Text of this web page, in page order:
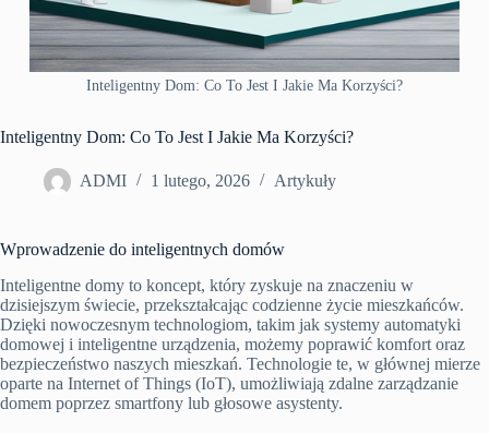
Inteligentny Dom: Co To Jest I Jakie Ma Korzyści?
Inteligentny Dom: Co To Jest I Jakie Ma Korzyści?
ADMI 1 lutego, 2026 Artykuły
Wprowadzenie do inteligentnych domów
Inteligentne domy to koncept, który zyskuje na znaczeniu w
dzisiejszym świecie, przekształcając codzienne życie mieszkańców.
Dzięki nowoczesnym technologiom, takim jak systemy automatyki
domowej i inteligentne urządzenia, możemy poprawić komfort oraz
bezpieczeństwo naszych mieszkań. Technologie te, w głównej mierze
oparte na Internet of Things (IoT), umożliwiają zdalne zarządzanie
domem poprzez smartfony lub głosowe asystenty.